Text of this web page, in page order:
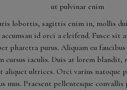
ut pulvinar enim
lobortis, sagittis enim in, mollis
id orci a eleifend. Fusce sit
pharetra purus. Aliquam eu
cursus iaculis. Duis at lorem
aliquet ultrices. Orci varius
mus. Praesent pellentesque